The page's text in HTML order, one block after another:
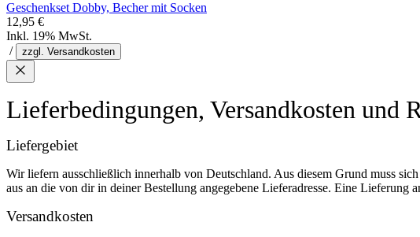
Geschenkset Dobby, Becher mit Socken
12,95 €
Inkl. 19% MwSt.
/
zzgl. Versandkosten
Lieferbedingungen, Versandkosten und
Liefergebiet
Wir liefern ausschließlich innerhalb von Deutschland. Aus diesem Grund muss
aus an die von dir in deiner Bestellung angegebene Lieferadresse. Eine Lieferung
Versandkosten